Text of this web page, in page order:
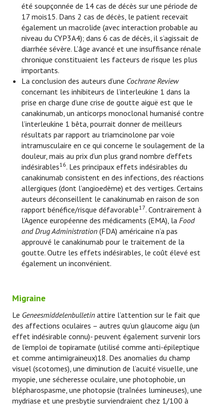
été soupçonnée de 14 cas de décès sur une période de
17 mois15. Dans 2 cas de décès, le patient recevait
également un macrolide (avec interaction probable au
niveau du CYP3A4); dans 6 cas de décès, il s’agissait de
diarrhée sévère. L’âge avancé et une insuffisance rénale
chronique constituaient les facteurs de risque les plus
importants.
La conclusion des auteurs d’une Cochrane Review
concernant les inhibiteurs de l’interleukine 1 dans la
prise en charge d’une crise de goutte aiguë est que le
canakinumab, un anticorps monoclonal humanisé contre
l’interleukine 1 bêta, pourrait donner de meilleurs
résultats par rapport au triamcinolone par voie
intramusculaire en ce qui concerne le soulagement de la
douleur, mais au prix d’un plus grand nombre d’effets
indésirables16. Les principaux effets indésirables du
canakinumab consistent en des infections, des réactions
allergiques (dont l’angioedème) et des vertiges. Certains
auteurs déconseillent le canakinumab en raison de son
rapport bénéfice/risque défavorable17. Contrairement à
l’Agence européenne des médicaments (EMA), laFood
and Drug Administration (FDA) américaine n’a pas
approuvé le canakinumab pour le traitement de la
goutte. Outre les effets indésirables, le coût élevé est
également un inconvénient.
Migraine
Le Geneesmiddelenbulletin attire l’attention sur le fait que
des affections oculaires – autres qu’un glaucome aigu (un
effet indésirable connu)- peuvent également survenir lors
de l’emploi de topiramate (utilisé comme anti-épileptique
et comme antimigraineux)18. Des anomalies du champ
visuel (scotomes), une diminution de l’acuité visuelle, une
myopie, une sécheresse oculaire, une photophobie, un
blépharospasme, une photopsie (traînées lumineuses), une
mydriase et une presbytie surviendraient chez 1/100 à